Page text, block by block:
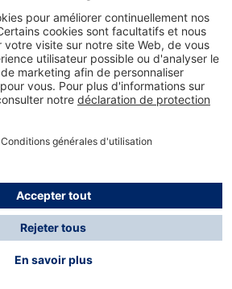
d'expédition ne sont pas inclus
sauf mention contraire. Des frais
s'appliquer.